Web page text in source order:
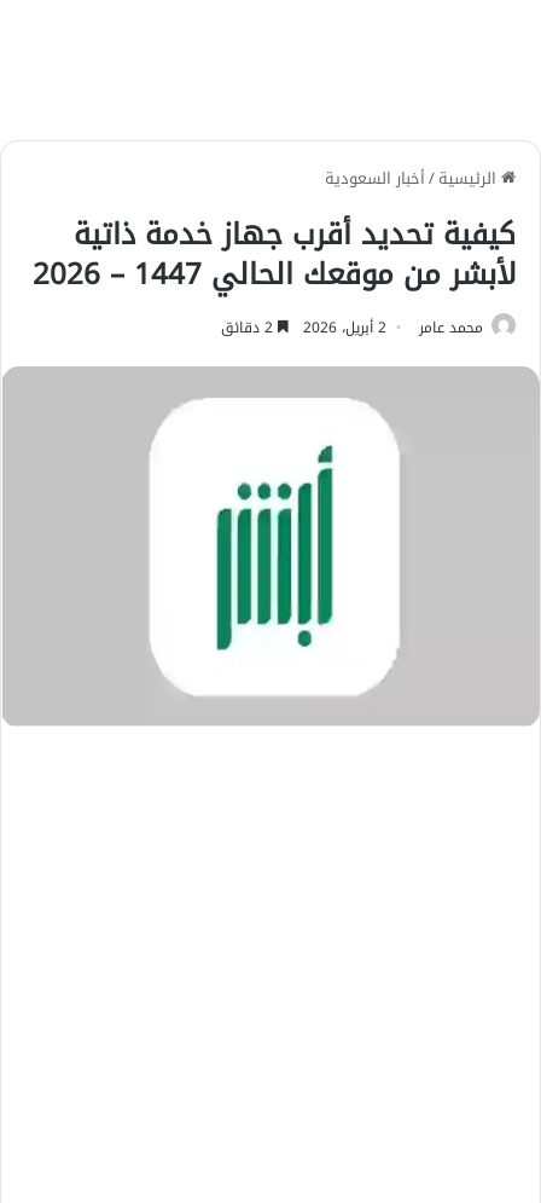
الرئيسية/أخبار السعودية
كيفية تحديد أقرب جهاز خدمة ذاتية
لأبشر من موقعك الحالي 1447 – 2026
محمد عامر 2 أبريل، 2026